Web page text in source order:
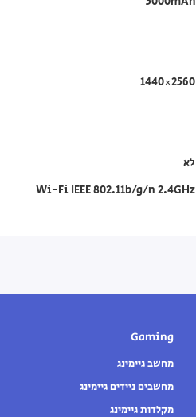
2560×1440
לא
Wi-Fi IEEE 802.11b/g/n 2.4GHz
Gaming
מחשב גיימינג
מחשבים ניידים גיימינג
מקלדות גיימינג